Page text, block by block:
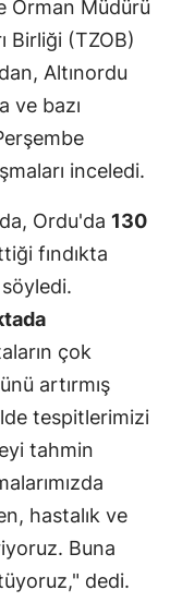
Orman Müdürü
Birliği (TZOB)
Altınordu
ve bazı
inceledi.
Ordu'da 130
fındıkta
söyledi.
çok
artırmış
tespitlerimizi
tahmin
hastalık ve
Buna
dedi.